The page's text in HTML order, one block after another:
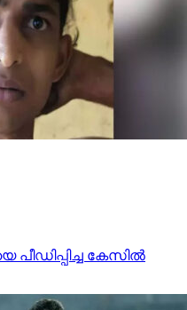
പീഡിപ്പിച്ച കേസില്‍